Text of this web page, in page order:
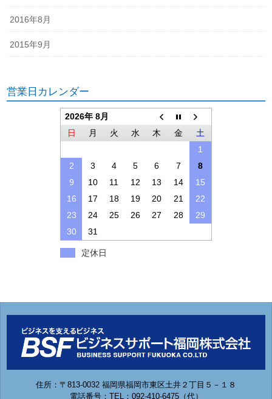
2016年8月
2015年9月
営業日カレンダー
2026年 8月
日
月 火 水 木 金
土
1
2
3 4 5 6 7
8
9
10 11 12 13 14
15
16
17 18 19 20 21
22
23
24 25 26 27 28
29
30
31
定休日
住所：〒813-0032 福岡県福岡市東区土井２丁目５－１８
電話番号：TEL：092-410-6475（代）